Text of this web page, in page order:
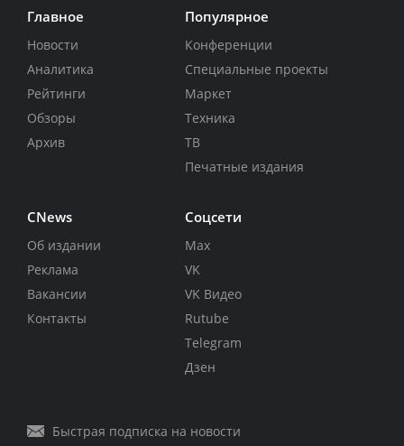
Главное
Новости
Аналитика
Рейтинги
Обзоры
Архив
Популярное
Конференции
Специальные проекты
Маркет
Техника
ТВ
Печатные издания
CNews
Об издании
Реклама
Вакансии
Контакты
Соцсети
Max
VK
VK Видео
Rutube
Telegram
Дзен
Быстрая подписка на новости